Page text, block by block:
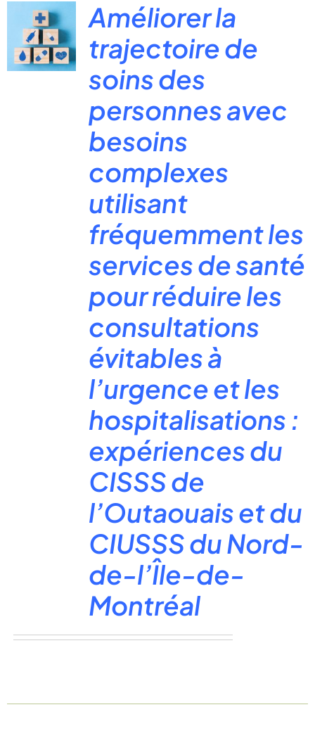
Améliorer la
trajectoire de
soins des
personnes avec
besoins
complexes
utilisant
fréquemment les
services de santé
pour réduire les
consultations
évitables à
l’urgence et les
hospitalisations :
expériences du
CISSS de
l’Outaouais et du
CIUSSS du Nord-
de-l’Île-de-
Montréal